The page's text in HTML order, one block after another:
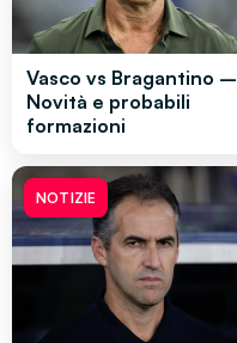
Vasco vs Bragantino –
Novità e probabili
formazioni
NOTIZIE